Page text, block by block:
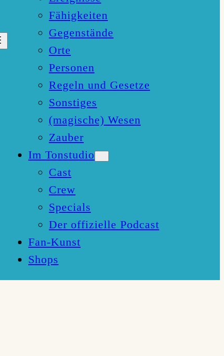
Fähigkeiten
Gegenstände
Orte
Personen
Regeln und Gesetze
Sonstiges
(magische) Wesen
Zauber
Im Tonstudio
Cast
Crew
Specials
Der offizielle Podcast
Fan-Kunst
Shops